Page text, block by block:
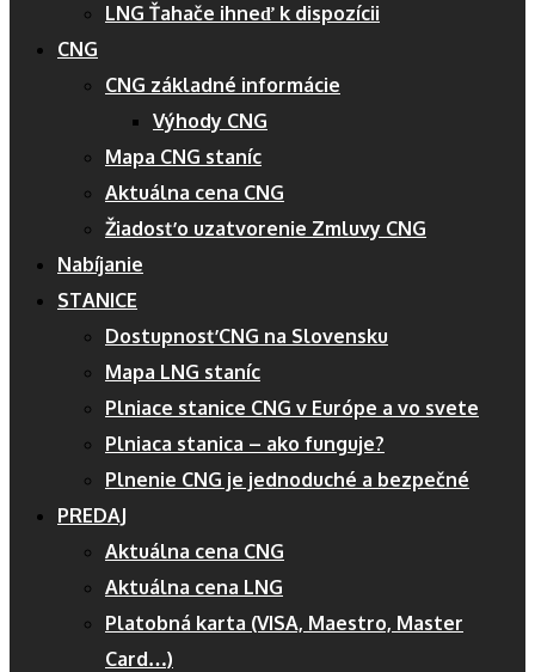
LNG Ťahače ihneď k dispozícii
CNG
CNG základné informácie
Výhody CNG
Mapa CNG staníc
Aktuálna cena CNG
Žiadosť o uzatvorenie Zmluvy CNG
Nabíjanie
STANICE
Dostupnosť CNG na Slovensku
Mapa LNG staníc
Plniace stanice CNG v Európe a vo svete
Plniaca stanica – ako funguje?
Plnenie CNG je jednoduché a bezpečné
PREDAJ
Aktuálna cena CNG
Aktuálna cena LNG
Platobná karta (VISA, Maestro, Master
Card…)